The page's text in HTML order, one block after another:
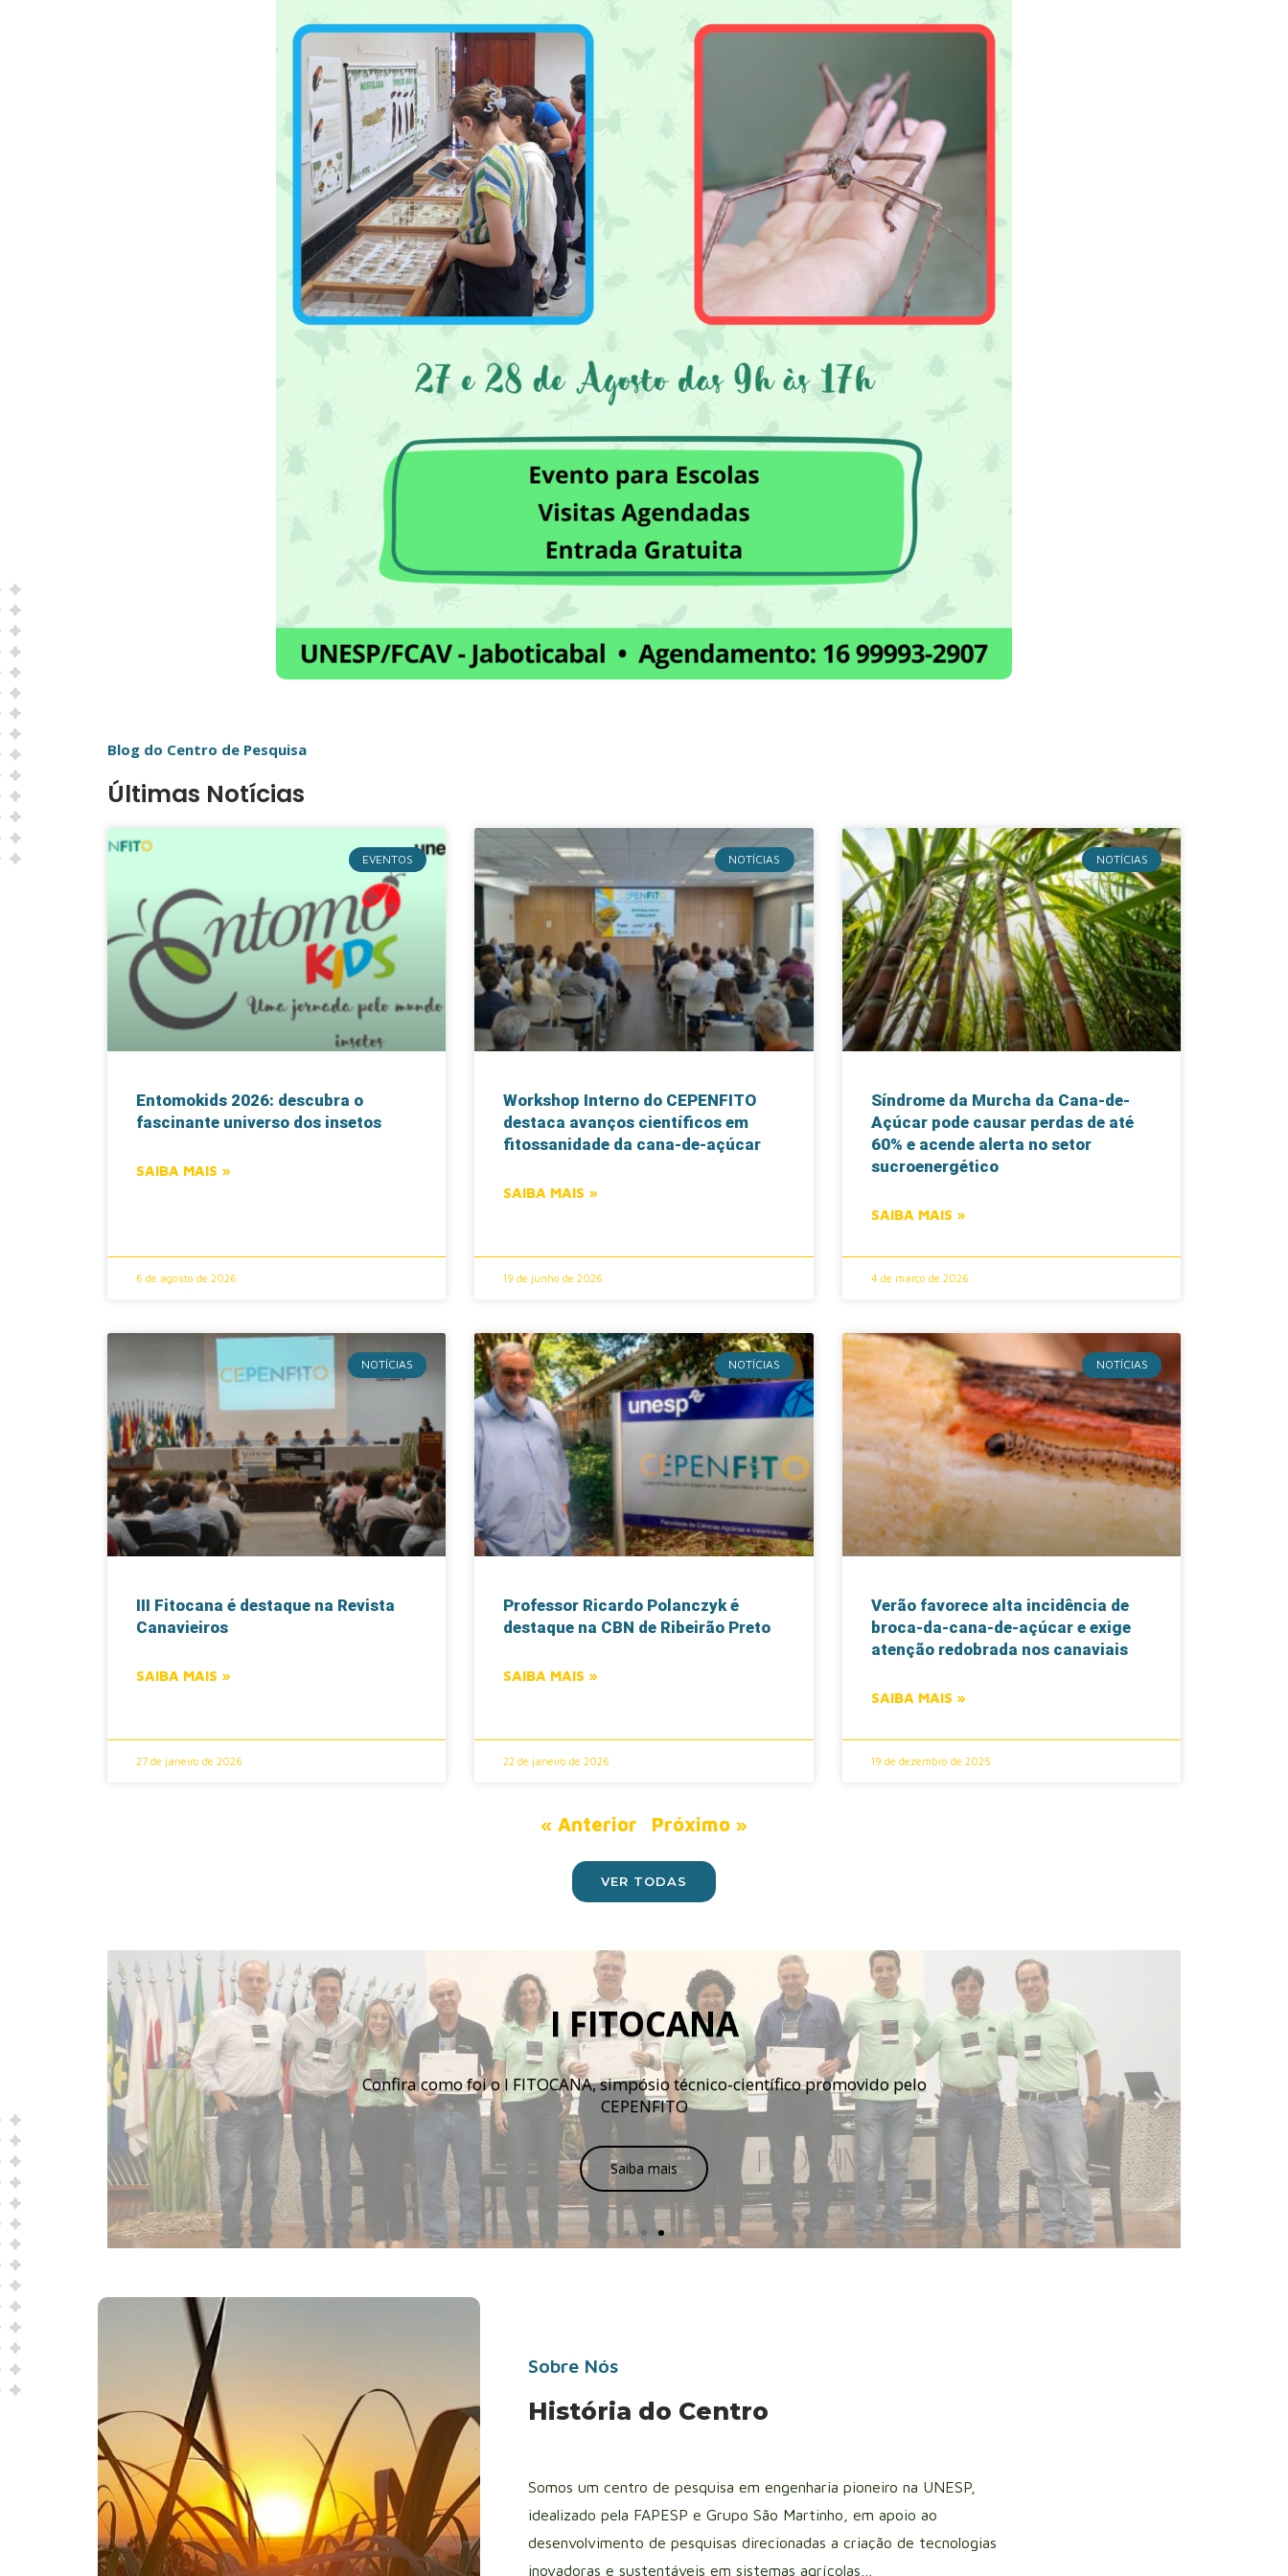
Blog do Centro de Pesquisa
Últimas Notícias
EVENTOS
Entomokids 2026: descubra o
fascinante universo dos insetos
SAIBA MAIS »
6 de agosto de 2026
NOTÍCIAS
Workshop Interno do CEPENFITO
destaca avanços científicos em
fitossanidade da cana-de-açúcar
SAIBA MAIS »
19 de junho de 2026
NOTÍCIAS
Síndrome da Murcha da Cana-de-
Açúcar pode causar perdas de até
60% e acende alerta no setor
sucroenergético
SAIBA MAIS »
4 de março de 2026
NOTÍCIAS
III Fitocana é destaque na Revista
Canavieiros
SAIBA MAIS »
27 de janeiro de 2026
NOTÍCIAS
Professor Ricardo Polanczyk é
destaque na CBN de Ribeirão Preto
SAIBA MAIS »
22 de janeiro de 2026
NOTÍCIAS
Verão favorece alta incidência de
broca-da-cana-de-açúcar e exige
atenção redobrada nos canaviais
SAIBA MAIS »
19 de dezembro de 2025
« Anterior Próximo »
VER TODAS
I FITOCANA
Confira como foi o I FITOCANA, simpósio técnico-científico promovido pelo
CEPENFITO
Saiba mais
Sobre Nós
História do Centro
Somos um centro de pesquisa em engenharia pioneiro na UNESP,
idealizado pela FAPESP e Grupo São Martinho, em apoio ao
desenvolvimento de pesquisas direcionadas a criação de tecnologias
inovadoras e sustentáveis em sistemas agrícolas…